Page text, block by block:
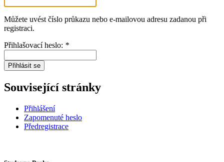
Můžete uvést číslo průkazu nebo e-mailovou adresu zadanou při
registraci.
Přihlašovací heslo: *
Přihlásit se
Související stránky
Přihlášení
Zapomenuté heslo
Předregistrace